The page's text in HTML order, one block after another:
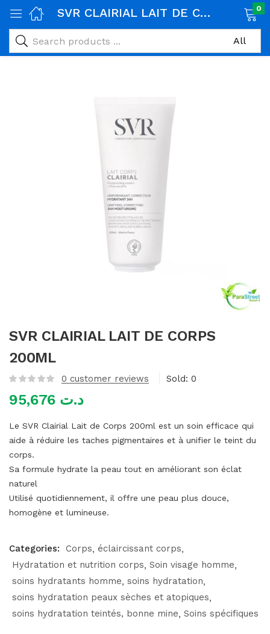
SVR CLAIRIAL LAIT DE CORPS 200ML 0
SVR CLAIRIAL LAIT DE CORPS
200ML
0 customer reviews Sold: 0
د.ت
Le SVR Clairial Lait de Corps 200ml est un soin efficace qui
aide à réduire les taches pigmentaires et à unifier le teint du
corps.
Sa formule hydrate la peau tout en améliorant son éclat
naturel
Utilisé quotidiennement, il offre une peau plus douce,
homogène et lumineuse.
Categories: Corps éclaircissant corps
Hydratation et nutrition corps Soin visage homme
soins hydratants homme soins hydratation
soins hydratation peaux sèches et atopiques
soins hydratation teintés, bonne mine Soins spécifiques